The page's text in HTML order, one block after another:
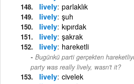
lively parlaklık
lively şuh
lively kıpırdak
lively şakrak
lively hareketli
Bugünkü parti gerçekten
party was really lively, wasn't it?
lively civelek